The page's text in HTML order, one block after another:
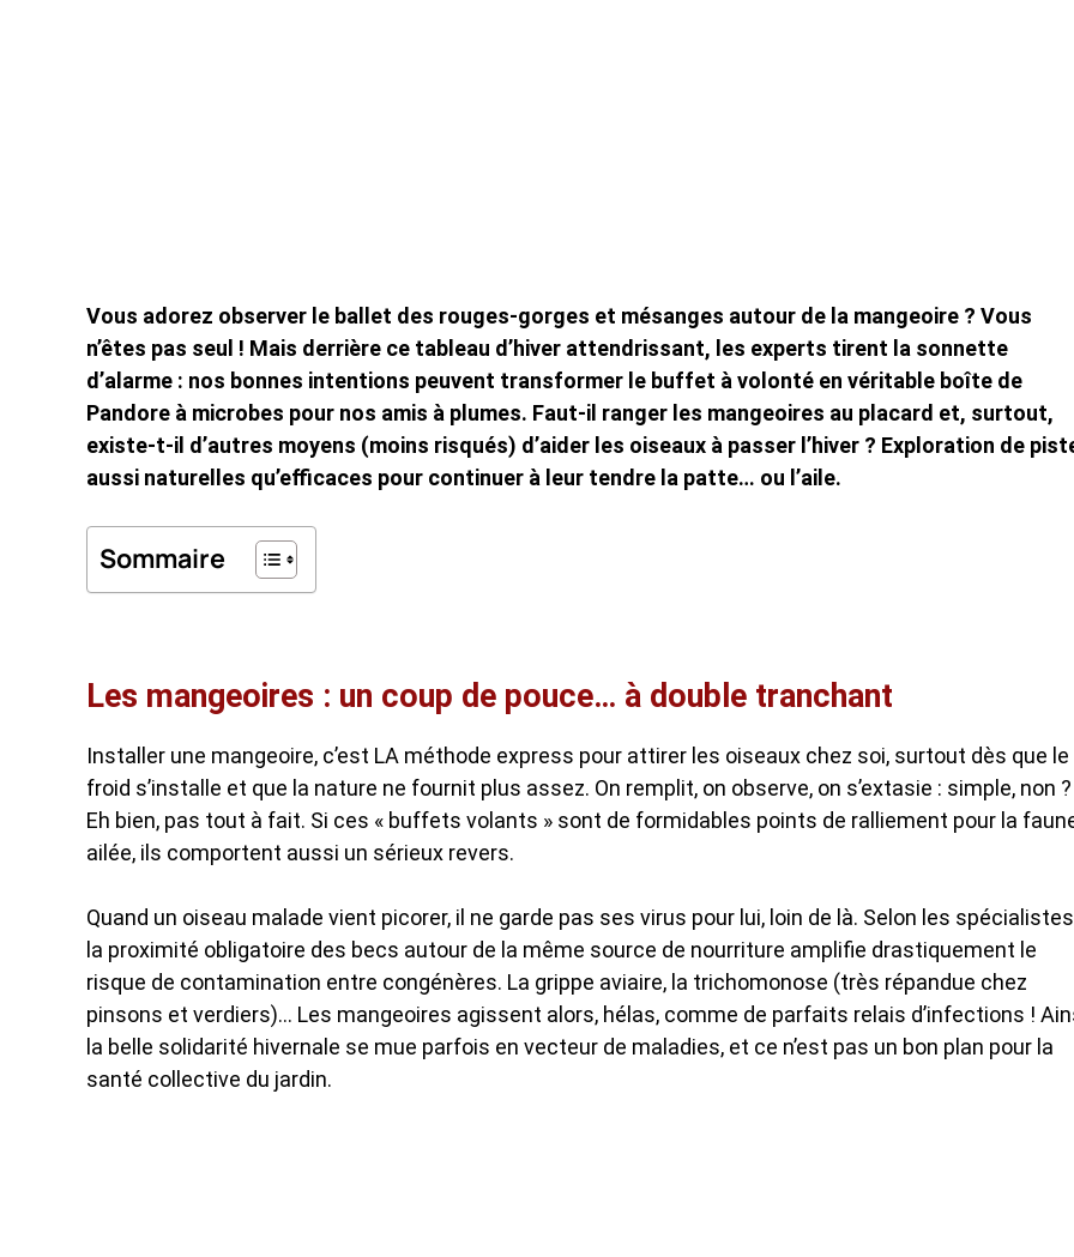
Vous adorez observer le ballet des rouges-gorges et mésanges autour de la mangeoire ? Vous
n’êtes pas seul ! Mais derrière ce tableau d’hiver attendrissant, les experts tirent la sonnette
d’alarme : nos bonnes intentions peuvent transformer le buffet à volonté en véritable boîte de
Pandore à microbes pour nos amis à plumes. Faut-il ranger les mangeoires au placard et, surtout,
existe-t-il d’autres moyens (moins risqués) d’aider les oiseaux à passer l’hiver ? Exploration de
aussi naturelles qu’efficaces pour continuer à leur tendre la patte… ou l’aile.
Sommaire
Les mangeoires : un coup de pouce… à double tranchant
Installer une mangeoire, c’est LA méthode express pour attirer les oiseaux chez soi, surtout dès que le
froid s’installe et que la nature ne fournit plus assez. On remplit, on observe, on s’extasie : simple, non ?
Eh bien, pas tout à fait. Si ces « buffets volants » sont de formidables points de ralliement pour la
ailée, ils comportent aussi un sérieux revers.
Quand un oiseau malade vient picorer, il ne garde pas ses virus pour lui, loin de là. Selon les
la proximité obligatoire des becs autour de la même source de nourriture amplifie drastiquement le
risque de contamination entre congénères. La grippe aviaire, la trichomonose (très répandue chez
pinsons et verdiers)… Les mangeoires agissent alors, hélas, comme de parfaits relais d’infections !
la belle solidarité hivernale se mue parfois en vecteur de maladies, et ce n’est pas un bon plan pour la
santé collective du jardin.